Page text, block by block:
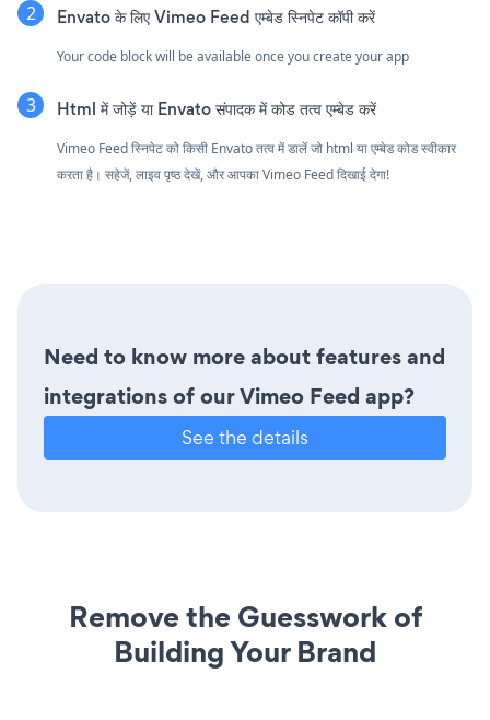
Envato के लिए Vimeo Feed एम्बेड स्निपेट कॉपी करें
Your code block will be available once you create your app
Html में जोड़ें या Envato संपादक में कोड तत्व एम्बेड करें
Vimeo Feed स्निपेट को किसी Envato तत्व में डालें जो html या एम्बेड कोड स्वीकार
करता है। सहेजें, लाइव पृष्ठ देखें, और आपका Vimeo Feed दिखाई देगा!
Need to know more about features and
integrations of our Vimeo Feed app?
See the details
Remove the Guesswork of
Building Your Brand